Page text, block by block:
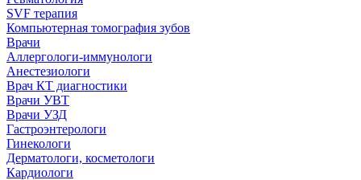
SVF терапия
Компьютерная томография зубов
Врачи
Аллергологи-иммунологи
Анестезиологи
Врач КТ диагностики
Врачи УВТ
Врачи УЗД
Гастроэнтерологи
Гинекологи
Дерматологи, косметологи
Кардиологи